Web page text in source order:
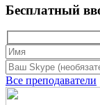
Бесплатный
Все преподаватели